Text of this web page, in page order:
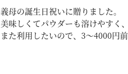
義母の誕生日祝いに贈りました。
美味しくてパウダーも溶けやすく
また利用したいので、3〜4000円